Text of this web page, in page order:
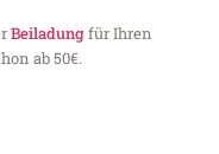
Beiladungfür Ihren
ab 50€.